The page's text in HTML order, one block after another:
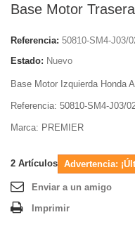
Base Motor
Referencia: 50810-SM4-J03/
Estado: Nuevo
Base Motor Izquierda Honda
Referencia: 50810-SM4-J03/
Marca: PREMIER
2 Artículos Advertencia:
Enviar a un amigo
Imprimir